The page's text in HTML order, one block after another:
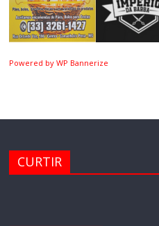
Powered by WP Bannerize
CURTIR